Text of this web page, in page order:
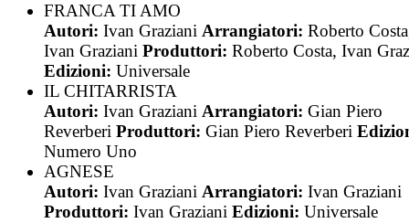
FRANCA TI AMO
Autori: Ivan Graziani Arrangiatori: Roberto
Ivan Graziani Produttori: Roberto Costa, Ivan
Edizioni: Universale
IL CHITARRISTA
Autori: Ivan Graziani Arrangiatori: Gian Piero
Reverberi Produttori: Gian Piero Reverberi
Numero Uno
AGNESE
Autori: Ivan Graziani Arrangiatori: Ivan Graziani
Produttori: Ivan Graziani Edizioni: Universale